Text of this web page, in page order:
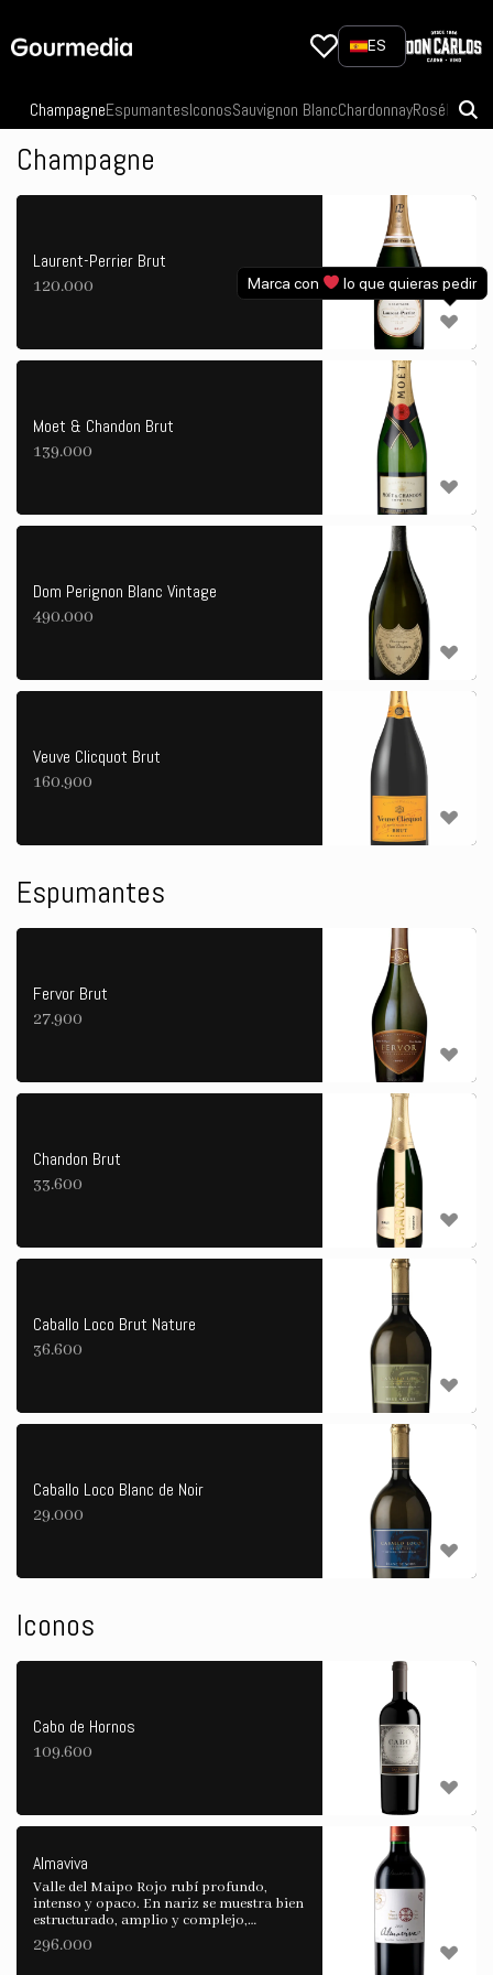
content
ES
ChampagneEspumantesIconosSauvignon BlancChardonnayRoséPinot
Champagne
Laurent-Perrier Brut
120.000
Moet & Chandon Brut
139.000
Dom Perignon Blanc Vintage
490.000
Veuve Clicquot Brut
160.900
Espumantes
Fervor Brut
27.900
Chandon Brut
33.600
Caballo Loco Brut Nature
36.600
Caballo Loco Blanc de Noir
29.000
Iconos
Cabo de Hornos
109.600
Almaviva
Valle del Maipo Rojo rubí profundo,
intenso y opaco. En nariz se muestra bien
estructurado, amplio y complejo,
seduciéndonos con la frescura de su fruta,
sus delicados aromas de cassis, fresas y
296.000
Marca con lo que quieras pedir